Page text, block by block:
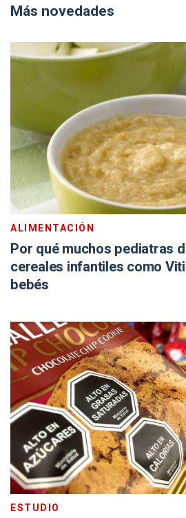
Más novedades
ALIMENTACIÓN
Por qué muchos pediatras
cereales infantiles como
bebés
ESTUDIO